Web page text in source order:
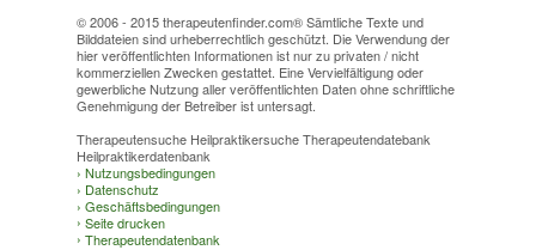
© 2006 - 2015 therapeutenfinder.com® Sämtliche Texte und
Bilddateien sind urheberrechtlich geschützt. Die Verwendung der
hier veröffentlichten Informationen ist nur zu privaten / nicht
kommerziellen Zwecken gestattet. Eine Vervielfältigung oder
gewerbliche Nutzung aller veröffentlichten Daten ohne schriftliche
Genehmigung der Betreiber ist untersagt.
Therapeutensuche Heilpraktikersuche Therapeutendatebank
Heilpraktikerdatenbank
› Nutzungsbedingungen
› Datenschutz
› Geschäftsbedingungen
› Seite drucken
› Therapeutendatenbank